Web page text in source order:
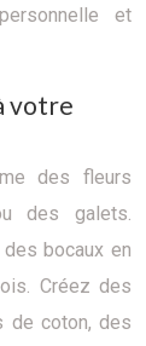
et
votre
des fleurs
des galets.
bocaux en
Créez des
de coton, des